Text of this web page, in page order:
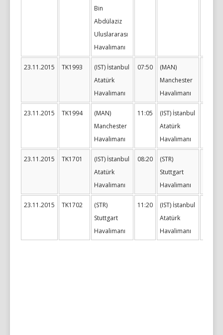
Bin
Abdülaziz
Uluslararası
Havalimanı
23.11.2015 TK1993
(IST) İstanbul
Atatürk
Havalimanı
07:50
(MAN)
Manchester
Havalimanı
23.11.2015 TK1994
(MAN)
Manchester
Havalimanı
11:05
(IST) İstanbul
Atatürk
Havalimanı
23.11.2015 TK1701
(IST) İstanbul
Atatürk
Havalimanı
08:20
(STR)
Stuttgart
Havalimanı
23.11.2015 TK1702
(STR)
Stuttgart
Havalimanı
11:20
(IST) İstanbul
Atatürk
Havalimanı